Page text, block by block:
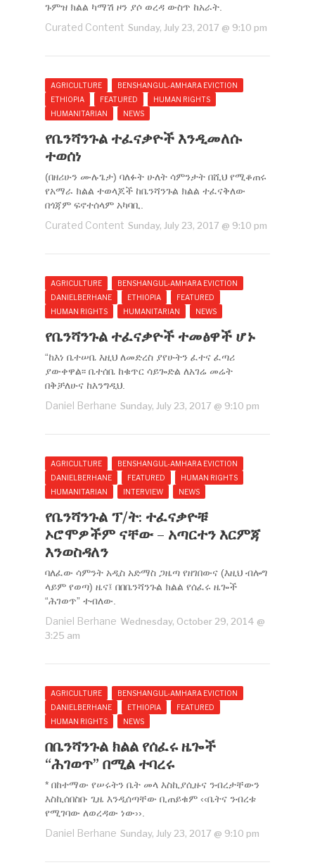
ጉምዝ ክልል ካማሽ ዞን ያሶ ወረዳ ውስጥ ከአራት.
Curated Content Sunday, July 23, 2017 @ 9:10 pm
AGRICULTURE
BENSHANGUL-AMHARA EVICTION
ETHIOPIA
FEATURED
HUMAN RIGHTS
HUMANITARIAN
NEWS
የቤንሻንጉል ተፈናቃዮች እንዲመለሱ
ተወሰነ
(በዘሪሁን ሙሉጌታ) ባለፉት ሁለት ሳምንታት በሺህ የሚቆጠሩ
የአማራ ክልል ተወላጆች ከቤንሻንጉል ክልል ተፈናቅለው
በጎጃም ፍኖተሰላም አካባቢ.
Curated Content Sunday, July 23, 2017 @ 9:10 pm
AGRICULTURE
BENSHANGUL-AMHARA EVICTION
DANIELBERHANE
ETHIOPIA
FEATURED
HUMAN RIGHTS
HUMANITARIAN NEWS
የቤንሻንጉል ተፈናቃዮች ተመፅዋች ሆኑ
“ከእነ ቤተሠቤ እዚህ ለመድረስ ያየሁትን ፈተና ፈጣሪ
ያውቀዋል፡፡ ቤተሰቤ ከቁጥር ሳይጐድል ለአገሬ መሬት
በቅቻለሁና ከእንግዲህ.
Daniel Berhane Sunday, July 23, 2017 @ 9:10 pm
AGRICULTURE
BENSHANGUL-AMHARA EVICTION
DANIELBERHANE
FEATURED
HUMAN RIGHTS
HUMANITARIAN
INTERVIEW NEWS
የቤንሻንጉል ፕ/ት: ተፈናቃዮቹ
ኦሮሞዎችም ናቸው – አጣርተን እርምጃ
እንወስዳለን
ባለፈው ሳምንት አዲስ አድማስ ጋዜጣ የዘገበውና (እዚህ ብሎግ
ላይም የወጣ) ዜና፤ በበቤንሻንጉል ክልል የሰፈሩ ዜጐች
“ሕገወጥ” ተብለው.
Daniel Berhane Wednesday, October 29, 2014 @
3:25 am
AGRICULTURE
BENSHANGUL-AMHARA EVICTION
DANIELBERHANE
ETHIOPIA
FEATURED
HUMAN RIGHTS
NEWS
በቤንሻንጉል ክልል የሰፈሩ ዜጐች
“ሕገወጥ” በሚል ተባረሩ
* በከተማው የሠሩትን ቤት መላ እስኪያሲዙና ንብረታቸውን
እስኪሰበስቡ ጊዜ እንዲሰጣቸው ቢጠይቁም ‹‹ቤትና ንብረቱ
የሚገባው ለወረዳው ነው››.
Daniel Berhane Sunday, July 23, 2017 @ 9:10 pm